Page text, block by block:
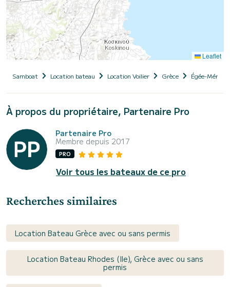
Leaflet
Samboat Location bateau Location Voilier Grèce Égée-
À propos du propriétaire, Partenaire Pro
Partenaire Pro
Membre depuis 2017
PRO
Voir tous les bateaux de ce pro
Recherches similaires
Location Bateau Grèce avec ou sans permis
Location Bateau Rhodes (Ile), Grèce avec ou sans
permis